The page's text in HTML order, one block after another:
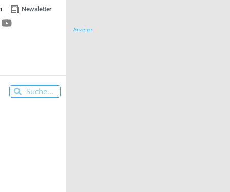
Newsletter
Anzeige